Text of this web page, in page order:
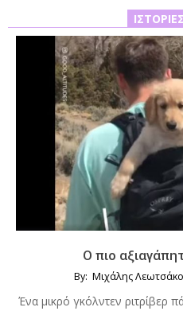
Ο πιο
By: Μιχάλης
Ένα μικρό γκόλντεν ριτρίβερ